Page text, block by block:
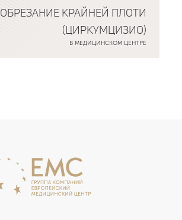
ОБРЕЗАНИЕ КРАЙНЕЙ ПЛОТИ
(ЦИРКУМЦИЗИО)
В МЕДИЦИНСКОМ ЦЕНТРЕ